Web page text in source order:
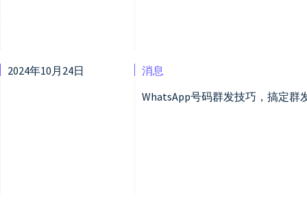
2024年10月24日
消息
WhatsApp号码群发技巧，搞定群